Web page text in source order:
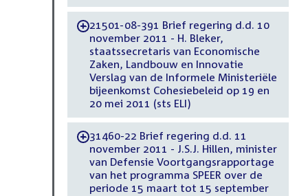
-21501-08-391 Brief regering d.d. 10
november 2011 - H. Bleker,
staatssecretaris van Economische
Zaken, Landbouw en Innovatie
Verslag van de Informele Ministeriële
bijeenkomst Cohesiebeleid op 19 en
20 mei 2011 (sts ELI)
-31460-22 Brief regering d.d. 11
november 2011 - J.S.J. Hillen, minister
van Defensie Voortgangsrapportage
van het programma SPEER over de
periode 15 maart tot 15 september